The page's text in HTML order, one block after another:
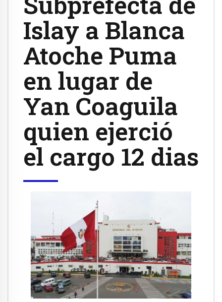
Islay a Blanca
Atoche Puma
en lugar de
Yan Coaguila
quien ejerció
el cargo 12 dias